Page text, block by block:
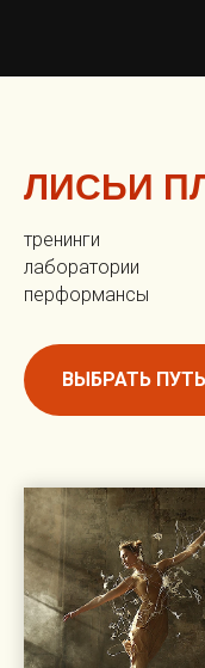
ЛИСЬИ
тренинги
лаборатории
перформансы
ВЫБРАТЬ ПУТЬ